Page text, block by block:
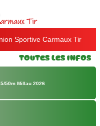
Sportive Carmaux Tir
Toutes les Infos
50m Millau 2026